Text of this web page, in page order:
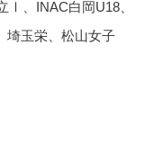
Ⅰ、INAC白岡U18、
玉栄、松山女子